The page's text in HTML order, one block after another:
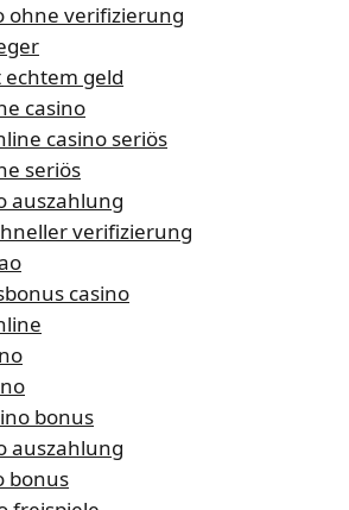
ohne verifizierung
echtem geld
casino
casino seriös
seriös
auszahlung
verifizierung
casino
bonus
auszahlung
bonus